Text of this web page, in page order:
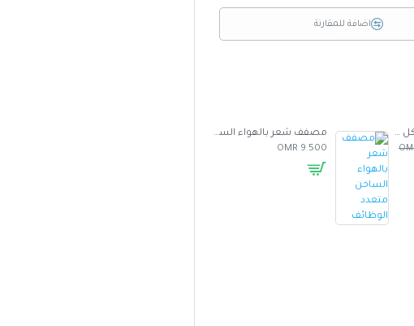
اضافة للمقارنة
طاولة كمبيوتر على شكل Z- لون بيج
مصفف شعر بالهواء الساخن متعدد الوظائف
9.500 OMR